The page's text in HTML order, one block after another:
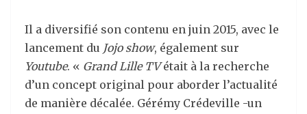
Il a diversifié son contenu en juin 2015, avec le
lancement du Jojo show, également sur
Youtube. « Grand Lille TVétait à la recherche
d’un concept original pour aborder l’actualité
de manière décalée. Gérémy Crédeville -un